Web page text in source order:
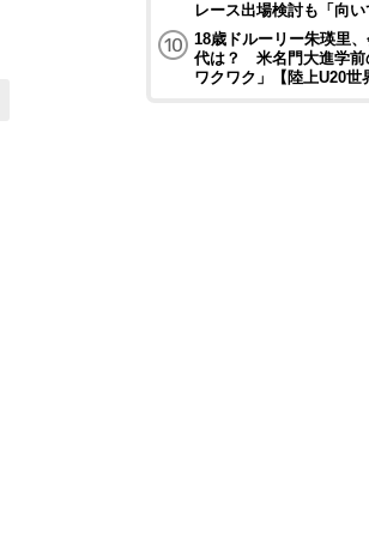
レース出場検討も「向い
18歳ドルーリー朱瑛里
代は？ 米名門大進学前
ワクワク」【陸上U20世